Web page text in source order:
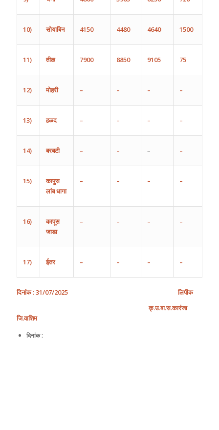
10) सोयाबिन 4150 4480 4640 1500
11) तीळ 7900 8850 9105 75
12) मोहरी – – – –
13) हळद – – – –
14) बरबटी – – – –
15)
कापुस
लांबधागा
– – – –
16)
कापूस
जाडा
– – – –
17) ईतर – – – –
दिनांक : 31/07/2025
लिपीक
कृ.उ.बा.स.कारंजा
जि.वाशिम
दिनांक :